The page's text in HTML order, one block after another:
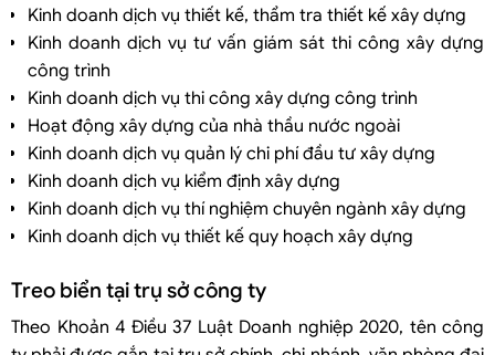
Kinh doanh dịch vụ thiết kế, thẩm tra thiết kế xây dựng
Kinh doanh dịch vụ tư vấn giám sát thi công xây dựng
công trình
Kinh doanh dịch vụ thi công xây dựng công trình
Hoạt động xây dựng của nhà thầu nước ngoài
Kinh doanh dịch vụ quản lý chi phí đầu tư xây dựng
Kinh doanh dịch vụ kiểm định xây dựng
Kinh doanh dịch vụ thí nghiệm chuyên ngành xây dựng
Kinh doanh dịch vụ thiết kế quy hoạch xây dựng
Treo biển tại trụ sở công ty
Theo Khoản 4 Điều 37 Luật Doanh nghiệp 2020, tên công